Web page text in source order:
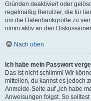
Gründen deaktiviert oder
regelmäßig Benutzer, die für
um die Datenbankgröße zu
nimm aktiv an den
Nach oben
Ich habe mein Passwort
Das ist nicht schlimm! Wir
mitteilen, du kannst es jedoch
Anmelde-Seite auf „Ich habe
Anweisungen folgst. So